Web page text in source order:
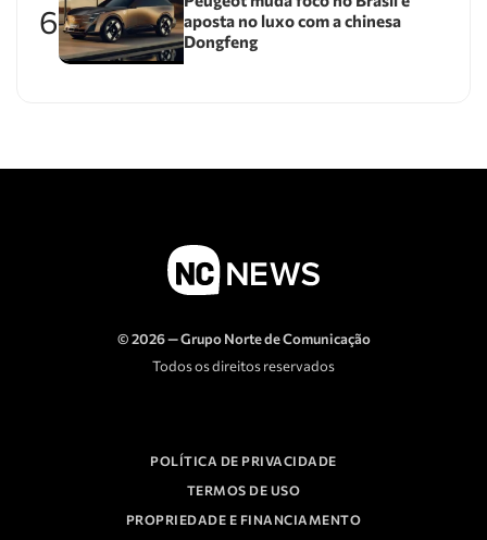
6
aposta no luxo com a chinesa
Dongfeng
© 2026 — Grupo Norte de Comunicação
Todos os direitos reservados
POLÍTICA DE PRIVACIDADE
TERMOS DE USO
PROPRIEDADE E FINANCIAMENTO